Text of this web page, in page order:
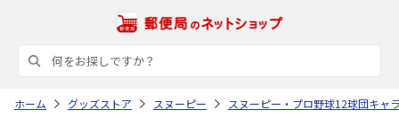
ホーム グッズストア スヌーピー スヌーピー・プロ野球12球団キャ